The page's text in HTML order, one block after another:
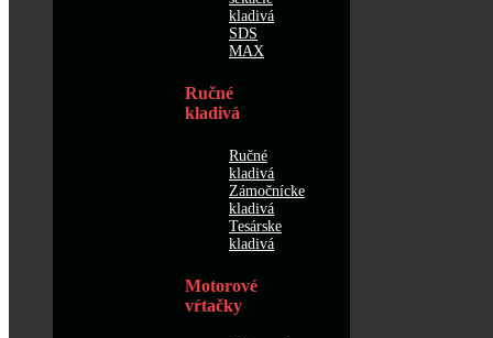
kladivá
SDS
MAX
Ručné
kladivá
Ručné
kladivá
Zámočnícke
kladivá
Tesárske
kladivá
Motorové
vŕtačky